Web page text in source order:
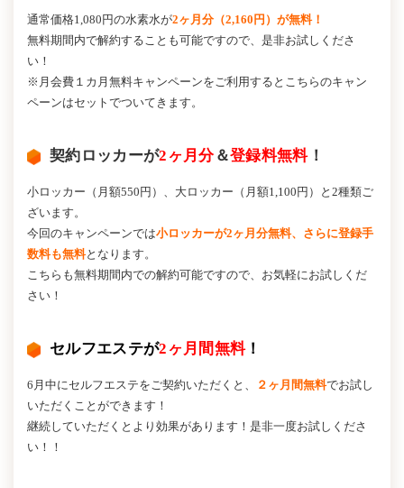
通常価格1,080円の水素水が2ヶ月分（2,160円）が無料！
無料期間内で解約することも可能ですので、是非お試しくださ
い！
※月会費１カ月無料キャンペーンをご利用するとこちらのキャン
ペーンはセットでついてきます。
契約ロッカーが2ヶ月分 ＆登録料無料！
小ロッカー（月額550円）、大ロッカー（月額1,100円）と2種類ご
ざいます。
今回のキャンペーンでは小ロッカーが2ヶ月分無料、さらに登録手
数料も無料となります。
こちらも無料期間内での解約可能ですので、お気軽にお試しくだ
さい！
セルフエステが2ヶ月間無料！
6月中にセルフエステをご契約いただくと、 ２ヶ月間無料でお試し
いただくことができます！
継続していただくとより効果があります！是非一度お試しくださ
い！！